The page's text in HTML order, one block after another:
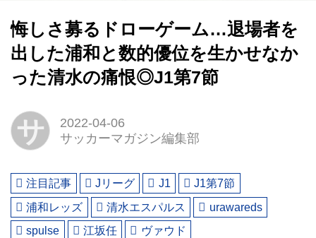
悔しさ募るドローゲーム…退場者を
出した浦和と数的優位を生かせなか
った清水の痛恨◎J1第7節
サ
2022-04-06
サッカーマガジン編集部
注目記事 Jリーグ J1
J1第7節
浦和レッズ
清水エスパルス
urawareds
spulse
江坂任 ヴァウド